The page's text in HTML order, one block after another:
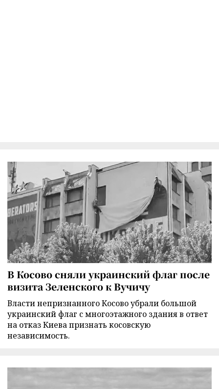
В Косово сняли украинский флаг после
визита Зеленского к Вучичу
Власти непризнанного Косово убрали большой
украинский флаг с многоэтажного здания в ответ
на отказ Киева признать косовскую
независимость.